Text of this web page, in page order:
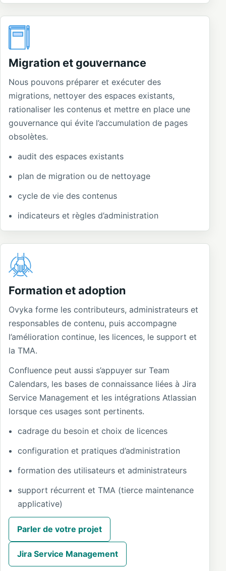
Migration et gouvernance
Nous pouvons préparer et exécuter des
migrations, nettoyer des espaces existants,
rationaliser les contenus et mettre en place une
gouvernance qui évite l’accumulation de pages
obsolètes.
audit des espaces existants
plan de migration ou de nettoyage
cycle de vie des contenus
indicateurs et règles d’administration
Formation et adoption
Ovyka forme les contributeurs, administrateurs et
responsables de contenu, puis accompagne
l’amélioration continue, les licences, le support et
la TMA.
Confluence peut aussi s’appuyer sur Team
Calendars, les bases de connaissance liées à Jira
Service Management et les intégrations Atlassian
lorsque ces usages sont pertinents.
cadrage du besoin et choix de licences
configuration et pratiques d’administration
formation des utilisateurs et administrateurs
support récurrent et TMA (tierce maintenance
applicative)
Parler de votre projet
Jira Service Management